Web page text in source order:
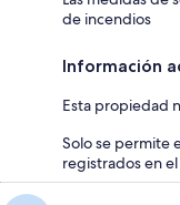
de incendios
Información
Esta propiedad
Solo se permite
registrados en